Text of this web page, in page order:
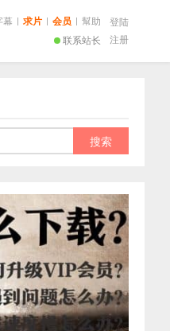
联系站长
幕 | 求片 | 会员 | 幫助
登陆
注册